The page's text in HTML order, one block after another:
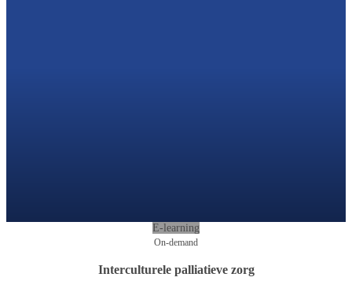
E-learning
On-demand
Interculturele palliatieve zorg